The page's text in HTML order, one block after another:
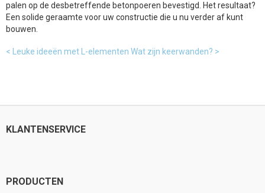
palen op de desbetreffende betonpoeren bevestigd. Het resultaat?
Een solide geraamte voor uw constructie die u nu verder af kunt
bouwen.
< Leuke ideeën met L-elementen Wat zijn keerwanden? >
KLANTENSERVICE
PRODUCTEN